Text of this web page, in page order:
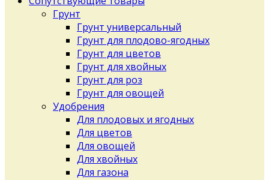
Грунт
Грунт универсальный
Грунт для плодово-ягодных
Грунт для цветов
Грунт для хвойных
Грунт для роз
Грунт для овощей
Удобрения
Для плодовых и ягодных
Для цветов
Для овощей
Для хвойных
Для газона